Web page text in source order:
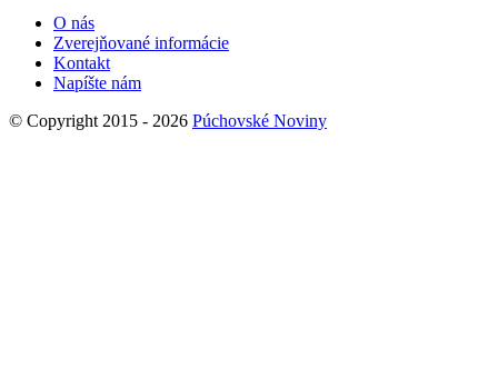
O nás
Zverejňované informácie
Kontakt
Napíšte nám
© Copyright 2015 - 2026 Púchovské Noviny